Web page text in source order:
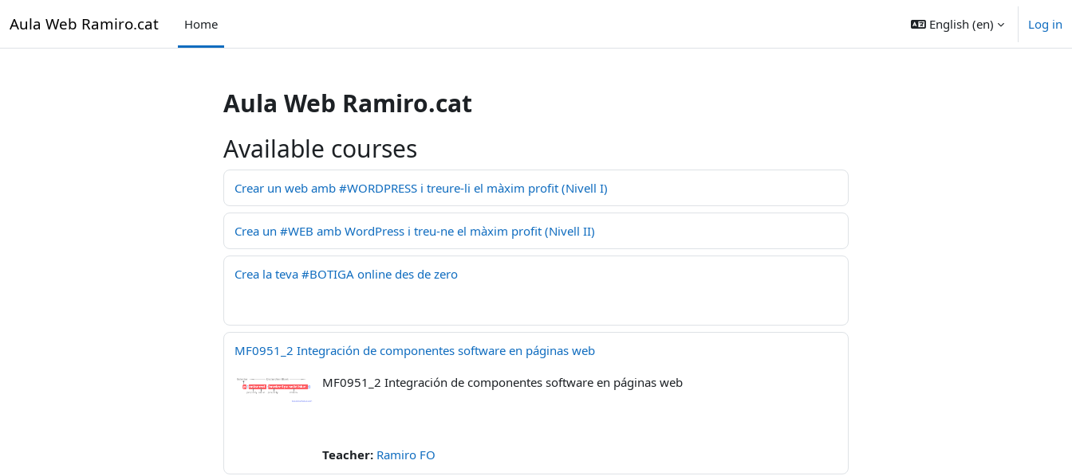
Aula Web Ramiro.cat Home English ‎(en)‎ Log in
Aula Web Ramiro.cat
Available courses
Crear un web amb #WORDPRESS i treure-li el màxim profit (Nivell I)
Crea un #WEB amb WordPress i treu-ne el màxim profit (Nivell II)
Crea la teva #BOTIGA online des de zero
MF0951_2 Integración de componentes software en páginas web
MF0951_2 Integración de componentes software en páginas web
Teacher: Ramiro FO